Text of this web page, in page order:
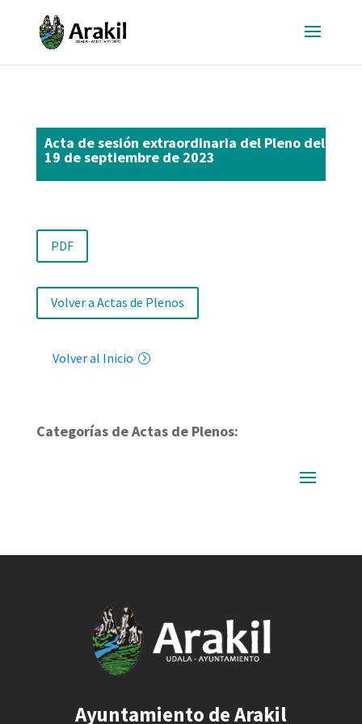
Acta de sesión extraordinaria del Pleno del
19 de septiembre de 2023
PDF
Volver a Actas de Plenos
Volver al Inicio
Categorías de Actas de Plenos:
Ayuntamiento de Arakil